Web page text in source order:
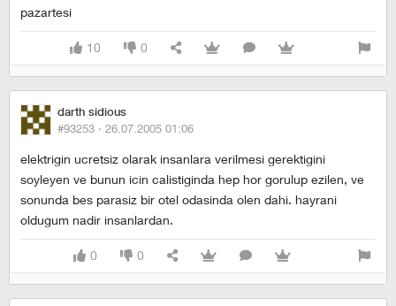
pazartesi
10 0
darth sidious
#93253 · 26.07.2005 01:06
elektrigin ucretsiz olarak insanlara verilmesi gerektigini
soyleyen ve bunun icin calistiginda hep hor gorulup ezilen, ve
sonunda bes parasiz bir otel odasinda olen dahi. hayrani
oldugum nadir insanlardan.
0 0